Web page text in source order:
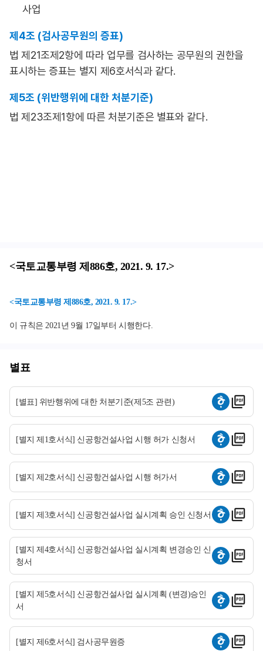
사업
제4조 (검사공무원의 증표)
법 제21조제2항에 따라 업무를 검사하는 공무원의 권한을
표시하는 증표는 별지 제6호서식과 같다.
제5조 (위반행위에 대한 처분기준)
법 제23조제1항에 따른 처분기준은 별표와 같다.
<국토교통부령 제886호, 2021. 9. 17.>
<국토교통부령 제886호, 2021. 9. 17.>
이 규칙은 2021년 9월 17일부터 시행한다.
별표
[별표] 위반행위에 대한 처분기준(제5조 관련)
[별지 제1호서식] 신공항건설사업 시행 허가 신청서
[별지 제2호서식] 신공항건설사업 시행 허가서
[별지 제3호서식] 신공항건설사업 실시계획 승인 신청서
[별지 제4호서식] 신공항건설사업 실시계획 변경승인 신
청서
[별지 제5호서식] 신공항건설사업 실시계획 (변경)승인
서
[별지 제6호서식] 검사공무원증